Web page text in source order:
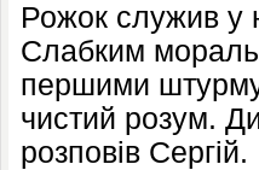
Рожок служив у
Слабким
першими
чистий розум.
розповів Сергій.